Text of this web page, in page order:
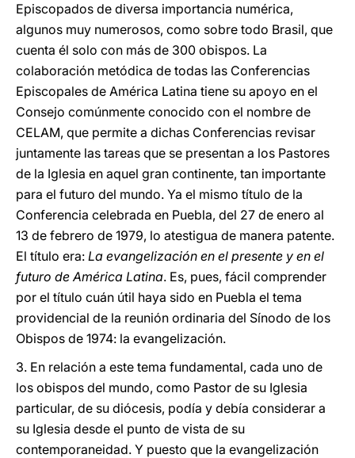
Episcopados de diversa importancia numérica,
algunos muy numerosos, como sobre todo Brasil, que
cuenta él solo con más de 300 obispos. La
colaboración metódica de todas las Conferencias
Episcopales de América Latina tiene su apoyo en el
Consejo comúnmente conocido con el nombre de
CELAM, que permite a dichas Conferencias revisar
juntamente las tareas que se presentan a los Pastores
de la Iglesia en aquel gran continente, tan importante
para el futuro del mundo. Ya el mismo título de la
Conferencia celebrada en Puebla, del 27 de enero al
13 de febrero de 1979, lo atestigua de manera patente.
El título era: La evangelización en el presente y en el
futuro de América Latina. Es, pues, fácil comprender
por el título cuán útil haya sido en Puebla el tema
providencial de la reunión ordinaria del Sínodo de los
Obispos de 1974: la evangelización.
3. En relación a este tema fundamental, cada uno de
los obispos del mundo, como Pastor de su Iglesia
particular, de su diócesis, podía y debía considerar a
su Iglesia desde el punto de vista de su
contemporaneidad. Y puesto que la evangelización